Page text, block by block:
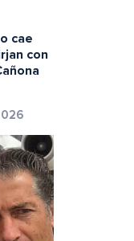
cae
con